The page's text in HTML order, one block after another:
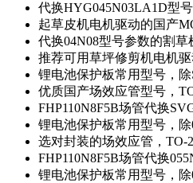
代换HYG045N03LA1D型
起草皮机电机驱动的国产
代换04N08型号参数的割草
推荐可用草坪修剪机电机驱
锂电池保护板常用型号，除
优质国产场效应管型号，
FHP110N8F5B场管代换
锂电池保护板常用型号，除
选对封装的场效应管，TO-
FHP110N8F5B场管代换
锂电池保护板常用型号，除